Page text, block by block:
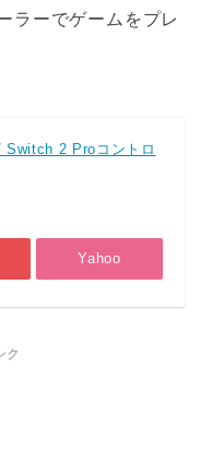
ラーでゲームをプレ
Switch 2 Proコントロ
Yahoo
ク